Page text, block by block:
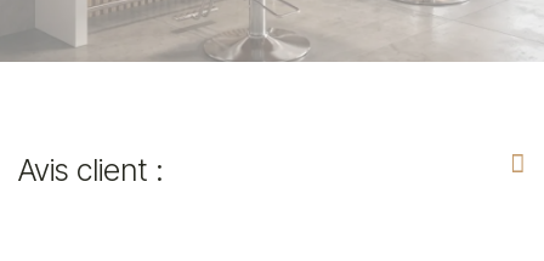
Avis client :